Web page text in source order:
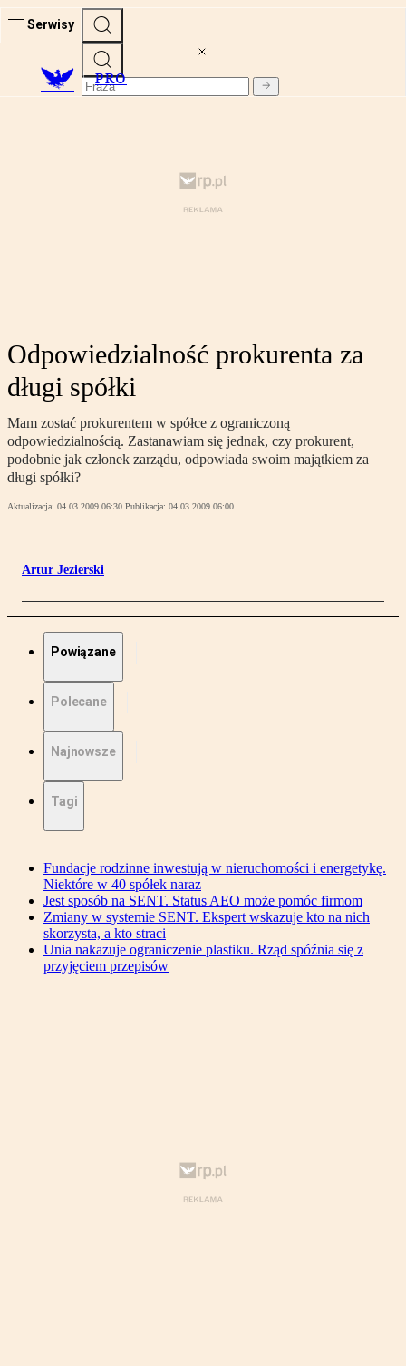
Serwisy
PRO
Odpowiedzialność prokurenta za
długi spółki
Mam zostać prokurentem w spółce z ograniczoną
odpowiedzialnością. Zastanawiam się jednak, czy prokurent,
podobnie jak członek zarządu, odpowiada swoim majątkiem za
długi spółki?
Aktualizacja: 04.03.2009 06:30 Publikacja: 04.03.2009 06:00
Artur Jezierski
Powiązane
Polecane
Najnowsze
Tagi
Fundacje rodzinne inwestują w nieruchomości i energetykę.
Niektóre w 40 spółek naraz
Jest sposób na SENT. Status AEO może pomóc firmom
Zmiany w systemie SENT. Ekspert wskazuje kto na nich
skorzysta, a kto straci
Unia nakazuje ograniczenie plastiku. Rząd spóźnia się z
przyjęciem przepisów